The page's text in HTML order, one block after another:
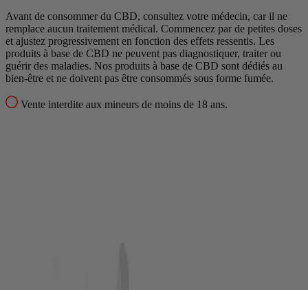
Avant de consommer du CBD, consultez votre médecin, car il ne
remplace aucun traitement médical. Commencez par de petites doses
et ajustez progressivement en fonction des effets ressentis. Les
produits à base de CBD ne peuvent pas diagnostiquer, traiter ou
guérir des maladies. Nos produits à base de CBD sont dédiés au
bien-être et ne doivent pas être consommés sous forme fumée.
Vente interdite aux mineurs de moins de 18 ans.